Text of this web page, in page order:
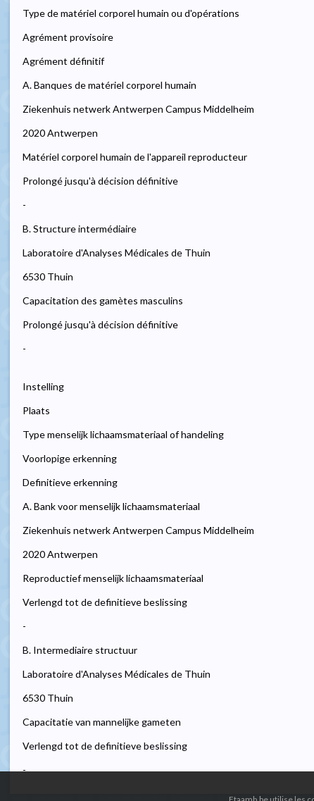
Type de matériel corporel humain ou d'opérations
Agrément provisoire
Agrément définitif
A. Banques de matériel corporel humain
Ziekenhuis netwerk Antwerpen Campus Middelheim
2020 Antwerpen
Matériel corporel humain de l'appareil reproducteur
Prolongé jusqu'à décision définitive
-
B. Structure intermédiaire
Laboratoire d'Analyses Médicales de Thuin
6530 Thuin
Capacitation des gamètes masculins
Prolongé jusqu'à décision définitive
-
Instelling
Plaats
Type menselijk lichaamsmateriaal of handeling
Voorlopige erkenning
Definitieve erkenning
A. Bank voor menselijk lichaamsmateriaal
Ziekenhuis netwerk Antwerpen Campus Middelheim
2020 Antwerpen
Reproductief menselijk lichaamsmateriaal
Verlengd tot de definitieve beslissing
-
B. Intermediaire structuur
Laboratoire d'Analyses Médicales de Thuin
6530 Thuin
Capacitatie van mannelijke gameten
Verlengd tot de definitieve beslissing
-